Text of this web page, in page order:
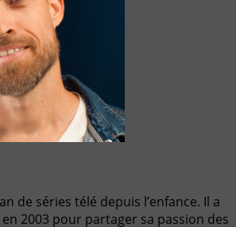
de séries télé depuis l’enfance. Il a
2003 pour partager sa passion des